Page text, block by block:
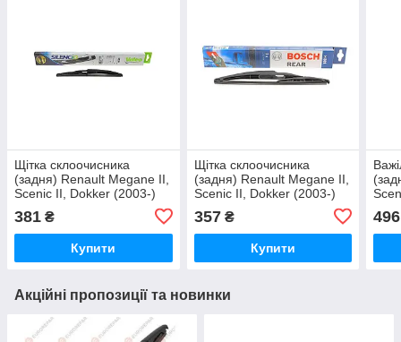
Щітка склоочисника
(задня) Renault Megane II,
Scenic II, Dokker (2003-)
381 ₴
Купити
Щітка склоочисника
(задня) Renault Megane II,
Scenic II, Dokker (2003-)
357₴
Купити
496
Акційні пропозиції та новинки